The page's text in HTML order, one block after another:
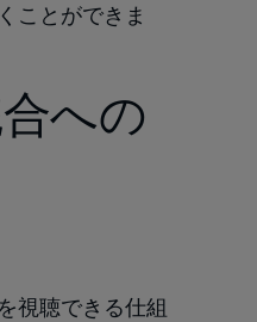
ことができま
への
視聴できる仕組